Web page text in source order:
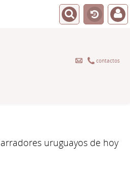
contactos
uruguayos de hoy